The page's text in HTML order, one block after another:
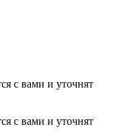
с вами и уточнят
с вами и уточнят